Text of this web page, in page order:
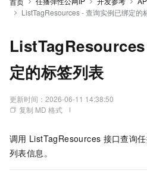
ListTagResources - 查询实例已绑定的
定的标签列表
更新时间： 2026-06-11 14:38:50
复制 MD 格式
调用 ListTagResources 接口查询
列表信息。